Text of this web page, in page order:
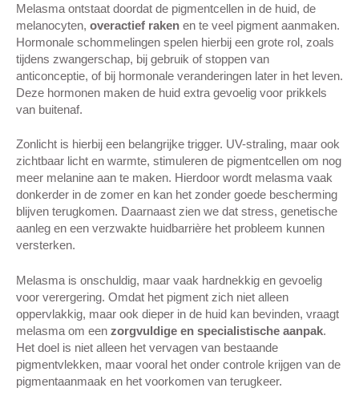
Melasma ontstaat doordat de pigmentcellen in de huid, de
melanocyten, overactief raken en te veel pigment aanmaken.
Hormonale schommelingen spelen hierbij een grote rol, zoals
tijdens zwangerschap, bij gebruik of stoppen van
anticonceptie, of bij hormonale veranderingen later in het leven.
Deze hormonen maken de huid extra gevoelig voor prikkels
van buitenaf.
Zonlicht is hierbij een belangrijke trigger. UV-straling, maar ook
zichtbaar licht en warmte, stimuleren de pigmentcellen om nog
meer melanine aan te maken. Hierdoor wordt melasma vaak
donkerder in de zomer en kan het zonder goede bescherming
blijven terugkomen. Daarnaast zien we dat stress, genetische
aanleg en een verzwakte huidbarrière het probleem kunnen
versterken.
Melasma is onschuldig, maar vaak hardnekkig en gevoelig
voor verergering. Omdat het pigment zich niet alleen
oppervlakkig, maar ook dieper in de huid kan bevinden, vraagt
melasma om een zorgvuldige en specialistische aanpak.
Het doel is niet alleen het vervagen van bestaande
pigmentvlekken, maar vooral het onder controle krijgen van de
pigmentaanmaak en het voorkomen van terugkeer.